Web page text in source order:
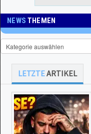
NEWSTHEMEN
LETZTEARTIKEL